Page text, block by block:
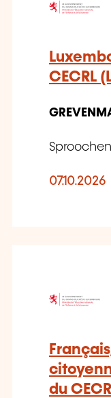
CECRL
07.10.2026
du